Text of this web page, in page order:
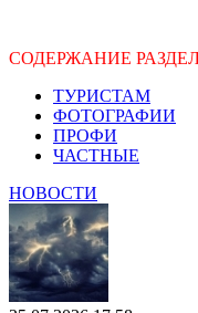
СОДЕРЖАНИЕ
ТУРИСТАМ
ФОТОГРАФИИ
ПРОФИ
ЧАСТНЫЕ
НОВОСТИ